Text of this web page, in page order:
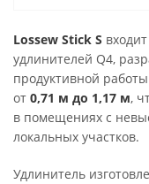
Lossew Stick S
удлинителей Q4,
продуктивной
от 0,71 м до 1,17 м,
в помещениях с
локальных участков.
Удлинитель